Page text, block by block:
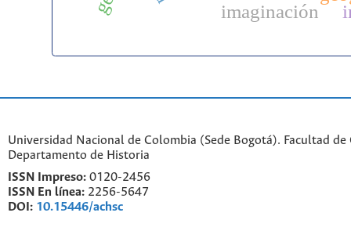
imaginación
Universidad Nacional de Colombia (Sede Bogotá). Facultad de
Departamento de Historia
ISSN Impreso: 0120-2456
ISSN En línea: 2256-5647
DOI: 10.15446/achsc